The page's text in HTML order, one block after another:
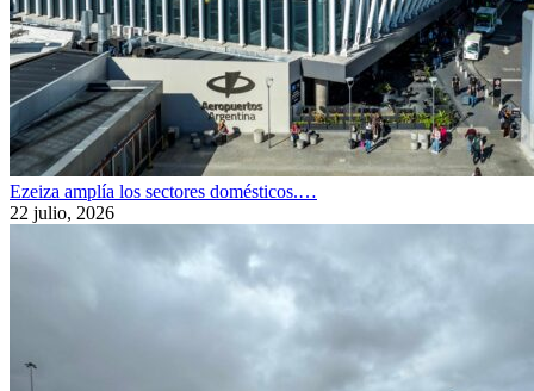
Ezeiza amplía los sectores domésticos.…
22 julio, 2026